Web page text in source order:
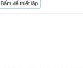
Bấm để thiết lập